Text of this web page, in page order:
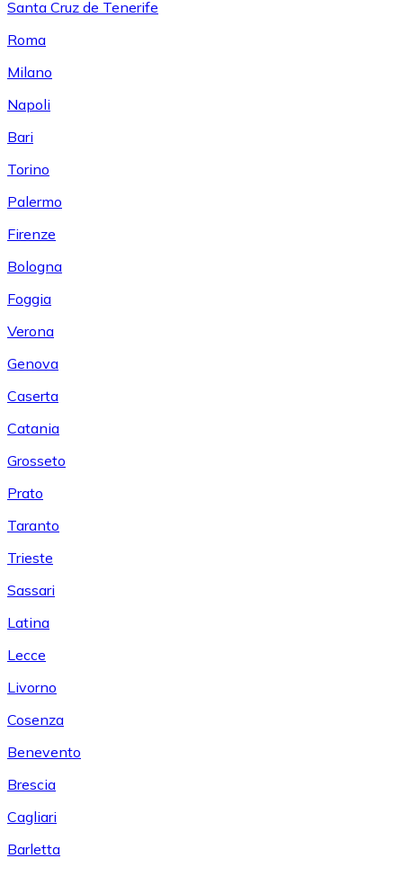
Santa Cruz de Tenerife
Roma
Milano
Napoli
Bari
Torino
Palermo
Firenze
Bologna
Foggia
Verona
Genova
Caserta
Catania
Grosseto
Prato
Taranto
Trieste
Sassari
Latina
Lecce
Livorno
Cosenza
Benevento
Brescia
Cagliari
Barletta